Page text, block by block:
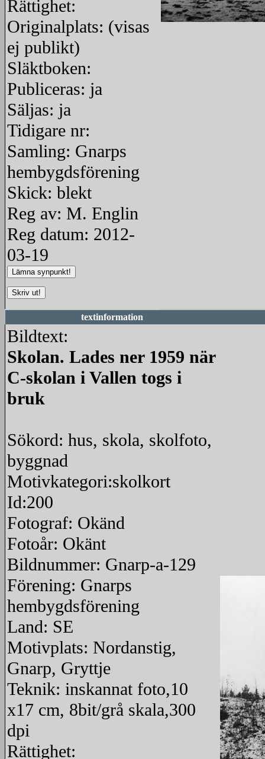
Rättighet:
Originalplats: (visas
ej publikt)
Släktboken:
Publiceras: ja
Säljas: ja
Tidigare nr:
Samling: Gnarps
hembygdsförening
Skick: blekt
Reg av: M. Englin
Reg datum: 2012-
03-19
textinformation
Bildtext:
Skolan. Lades ner 1959 när
C-skolan i Vallen togs i
bruk
Sökord: hus, skola, skolfoto,
byggnad
Motivkategori:skolkort
Id:200
Fotograf: Okänd
Fotoår: Okänt
Bildnummer: Gnarp-a-129
Förening: Gnarps
hembygdsförening
Land: SE
Motivplats: Nordanstig,
Gnarp, Gryttje
Teknik: inskannat foto,10
x17 cm, 8bit/grå skala,300
dpi
Rättighet: